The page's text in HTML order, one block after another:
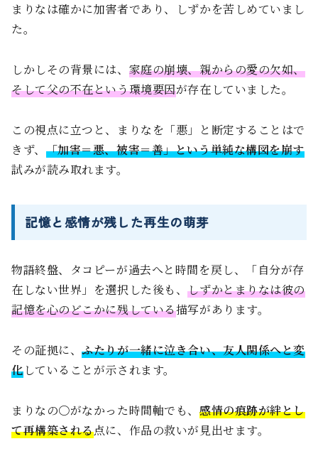
まりなは確かに加害者であり、しずかを苦しめていまし
た。
しかしその背景には、 家庭の崩壊、親からの愛の欠如、
そして父の不在という環境要因が存在していました。
この視点に立つと、まりなを「悪」と断定することはで
きず、 「加害＝悪、被害＝善」という単純な構図を崩す
試みが読み取れます。
記憶と感情が残した再生の萌芽
物語終盤、タコピーが過去へと時間を戻し、「自分が存
在しない世界」を選択した後も、しずかとまりなは彼の
記憶を心のどこかに残している描写があります。
その証拠に、ふたりが一緒に泣き合い、友人関係へと変
化していることが示されます。
まりなの〇がなかった時間軸でも、 感情の痕跡が絆とし
て再構築される点に、作品の救いが見出せます。